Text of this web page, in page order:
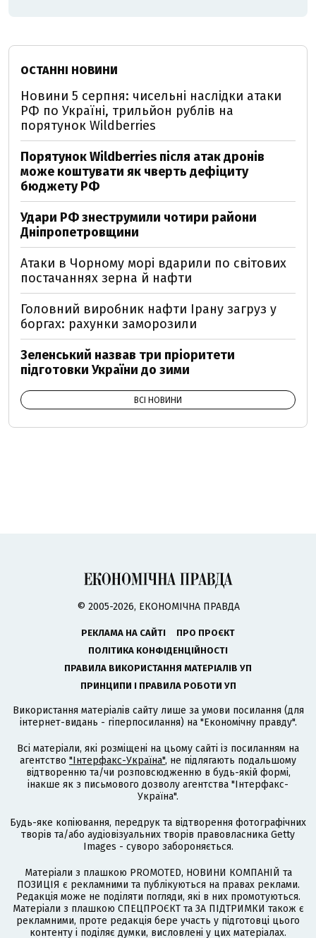
ОСТАННІ НОВИНИ
Новини 5 серпня: чисельні наслідки атаки
РФ по Україні, трильйон рублів на
порятунок Wildberries
Порятунок Wildberries після атак дронів
може коштувати як чверть дефіциту
бюджету РФ
Удари РФ знеструмили чотири райони
Дніпропетровщини
Атаки в Чорному морі вдарили по світових
постачаннях зерна й нафти
Головний виробник нафти Ірану загруз у
боргах: рахунки заморозили
Зеленський назвав три пріоритети
підготовки України до зими
ВСІ НОВИНИ
© 2005-2026, ЕКОНОМІЧНА ПРАВДА
РЕКЛАМА НА САЙТІ
ПРО ПРОЄКТ
ПОЛІТИКА КОНФІДЕНЦІЙНОСТІ
ПРАВИЛА ВИКОРИСТАННЯ МАТЕРІАЛІВ УП
ПРИНЦИПИ І ПРАВИЛА РОБОТИ УП
Використання матеріалів сайту лише за умови посилання (для
інтернет-видань - гіперпосилання) на "Економічну правду".
Всі матеріали, які розміщені на цьому сайті із посиланням на
агентство "Інтерфакс-Україна", не підлягають подальшому
відтворенню та/чи розповсюдженню в будь-якій формі,
інакше як з письмового дозволу агентства "Інтерфакс-
Україна".
Будь-яке копіювання, передрук та відтворення фотографічних
творів та/або аудіовізуальних творів правовласника Getty
Images - суворо забороняється.
Матеріали з плашкою PROMOTED, НОВИНИ КОМПАНІЙ та
ПОЗИЦІЯ є рекламними та публікуються на правах реклами.
Редакція може не поділяти погляди, які в них промотуються.
Матеріали з плашкою СПЕЦПРОЄКТ та ЗА ПІДТРИМКИ також є
рекламними, проте редакція бере участь у підготовці цього
контенту і поділяє думки, висловлені у цих матеріалах.